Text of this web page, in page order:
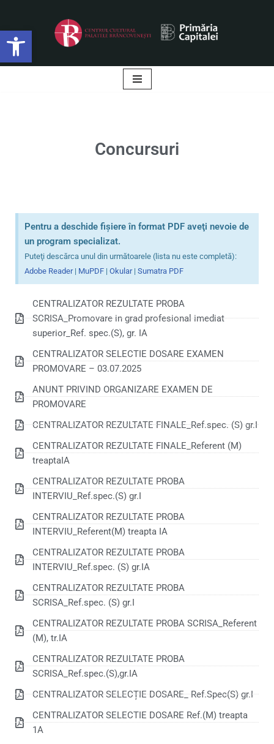
Deschide bara de unelte
Sari
la
conținut
Concursuri
Pentru a deschide fişiere în format PDF aveţi nevoie de
un program specializat.
Puteţi descărca unul din următoarele (lista nu este completă):
Adobe Reader| MuPDF | Okular| Sumatra PDF
CENTRALIZATOR REZULTATE PROBA
SCRISA_Promovare in grad profesional imediat
superior_Ref. spec.(S), gr. IA
CENTRALIZATOR SELECTIE DOSARE EXAMEN
PROMOVARE – 03.07.2025
ANUNT PRIVIND ORGANIZARE EXAMEN DE
PROMOVARE
CENTRALIZATOR REZULTATE FINALE_Ref.spec. (S) gr.I
CENTRALIZATOR REZULTATE FINALE_Referent (M)
treaptaIA
CENTRALIZATOR REZULTATE PROBA
INTERVIU_Ref.spec.(S) gr.I
CENTRALIZATOR REZULTATE PROBA
INTERVIU_Referent(M) treapta IA
CENTRALIZATOR REZULTATE PROBA
INTERVIU_Ref.spec. (S) gr.IA
CENTRALIZATOR REZULTATE PROBA
SCRISA_Ref.spec. (S) gr.I
CENTRALIZATOR REZULTATE PROBA SCRISA_Referent
(M), tr.IA
CENTRALIZATOR REZULTATE PROBA
SCRISA_Ref.spec.(S),gr.IA
CENTRALIZATOR SELECȚIE DOSARE_ Ref.Spec(S) gr.I
CENTRALIZATOR SELECTIE DOSARE Ref.(M) treapta
1A